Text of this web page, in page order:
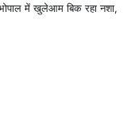
में खुलेआम बिक रहा नशा,